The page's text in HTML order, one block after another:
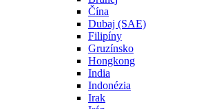
Čína
Dubaj (SAE)
Filipíny
Gruzínsko
Hongkong
India
Indonézia
Irak